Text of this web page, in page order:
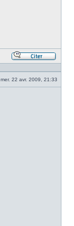
le
mer. 22 avr. 2009, 21:33